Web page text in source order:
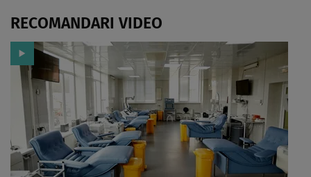
RECOMANDARI VIDEO